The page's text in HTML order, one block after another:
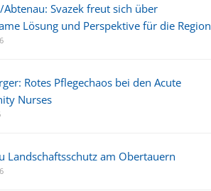
Abtenau: Svazek freut sich über
Lösung und Perspektive für die Region
Rotes Pflegechaos bei den Acute
Nurses
Landschaftsschutz am Obertauern